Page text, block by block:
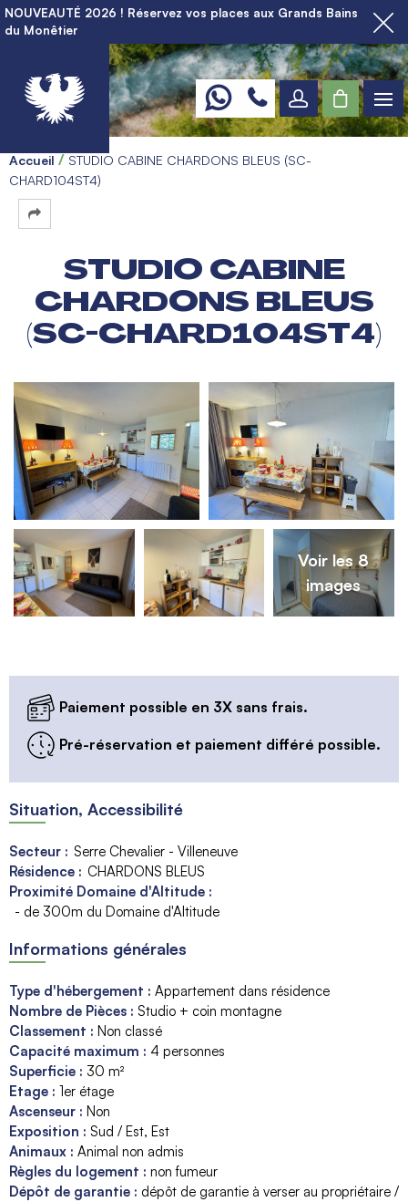
NOUVEAUTÉ 2026 ! Réservez vos places aux Grands Bains
du Monêtier
Accueil
STUDIO CABINE CHARDONS BLEUS (SC-
CHARD104ST4)
STUDIO CABINE
CHARDONS BLEUS
(SC-CHARD104ST4)
Voir les 8
images
Paiement possible en 3X sans frais.
Pré-réservation et paiement différé possible.
Situation, Accessibilité
Secteur : Serre Chevalier - Villeneuve
Résidence : CHARDONS BLEUS
Proximité Domaine d'Altitude :
- de 300m du Domaine d'Altitude
Informations générales
Type d'hébergement : Appartement dans résidence
Nombre de Pièces : Studio + coin montagne
Classement : Non classé
Capacité maximum : 4 personnes
Superficie : 30 m²
Etage : 1er étage
Ascenseur : Non
Exposition : Sud / Est Est
Animaux : Animal non admis
Règles du logement : non fumeur
Dépôt de garantie : dépôt de garantie à verser au propriétaire /